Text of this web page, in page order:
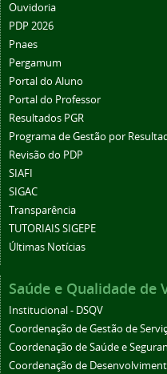
Ouvidoria
PDP 2026
Pnaes
Pergamum
Portal do Aluno
Portal do Professor
Resultados PGR
Programa de Gestão por
Revisão do PDP
SIAFI
SIGAC
Transparência
TUTORIAIS SIGEPE
Últimas Notícias
Saúde e Qualidade de
Institucional - DSQV
Coordenação de Gestão de
Coordenação de Saúde e
Coordenação de